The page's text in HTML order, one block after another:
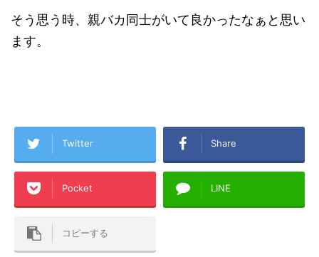
そう思う時、親バカ同士がいて良かったなぁと思い
ます。
Twitter Share
Pocket LINE
コピーする